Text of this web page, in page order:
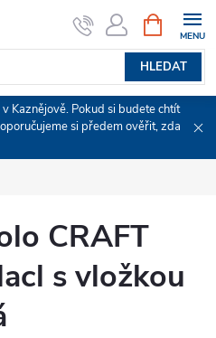
HLEDAT
NÁKUPNÍ
KOŠÍK
Kaznějově. Pokud si budete chtít
si předem ověřit, zda
CRAFT
s vložkou